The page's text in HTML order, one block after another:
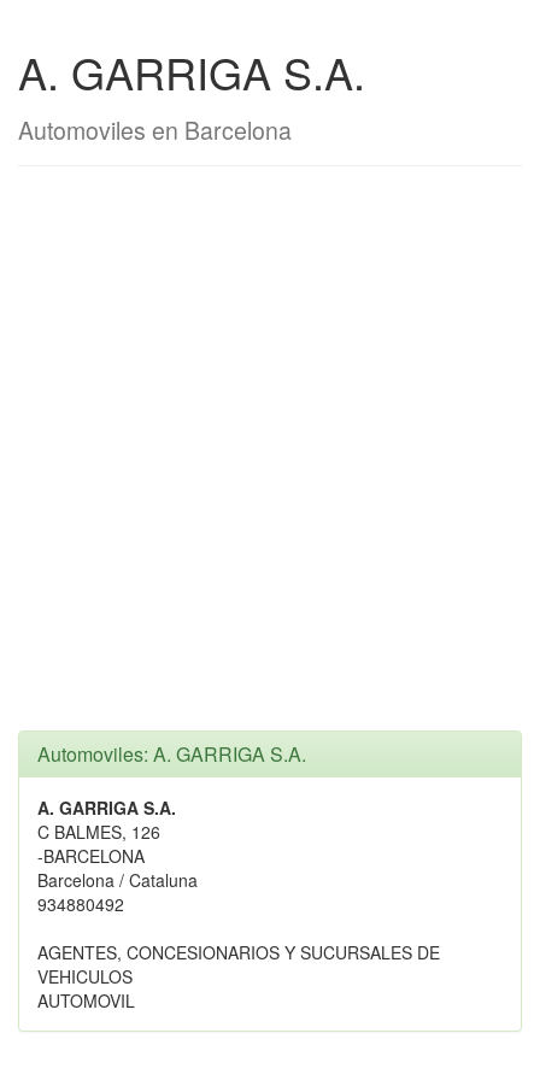
A. GARRIGA S.A.
Automoviles en Barcelona
Automoviles: A. GARRIGA S.A.
A. GARRIGA S.A.
C BALMES, 126
-BARCELONA
Barcelona / Cataluna
934880492
AGENTES, CONCESIONARIOS Y SUCURSALES DE
VEHICULOS
AUTOMOVIL